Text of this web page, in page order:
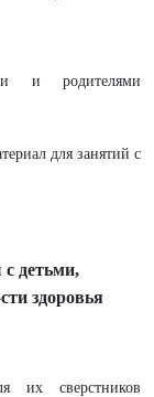
и родителями
для занятий с
детьми,
здоровья
их сверстников